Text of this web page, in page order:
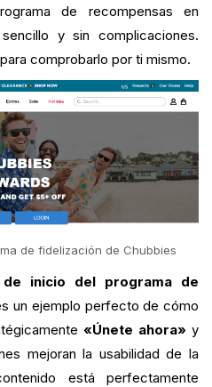
de recompensas en
y sin complicaciones.
comprobarlo por ti mismo.
de fidelización de Chubbies
inicio del programa de
un ejemplo perfecto de cómo
«Únete ahora» y
mejoran la usabilidad de la
está perfectamente